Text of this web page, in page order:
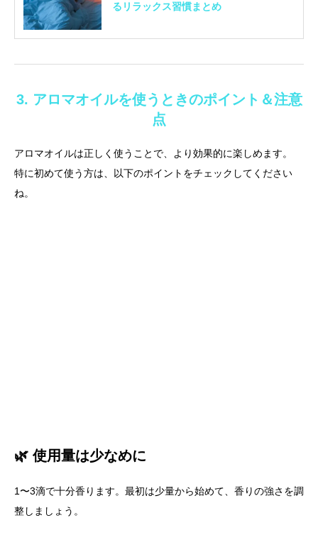
るリラックス習慣まとめ
3. アロマオイルを使うときのポイント＆注意
点
アロマオイルは正しく使うことで、より効果的に楽しめます。
特に初めて使う方は、以下のポイントをチェックしてください
ね。
🌿 使用量は少なめに
1〜3滴で十分香ります。最初は少量から始めて、香りの強さを調
整しましょう。